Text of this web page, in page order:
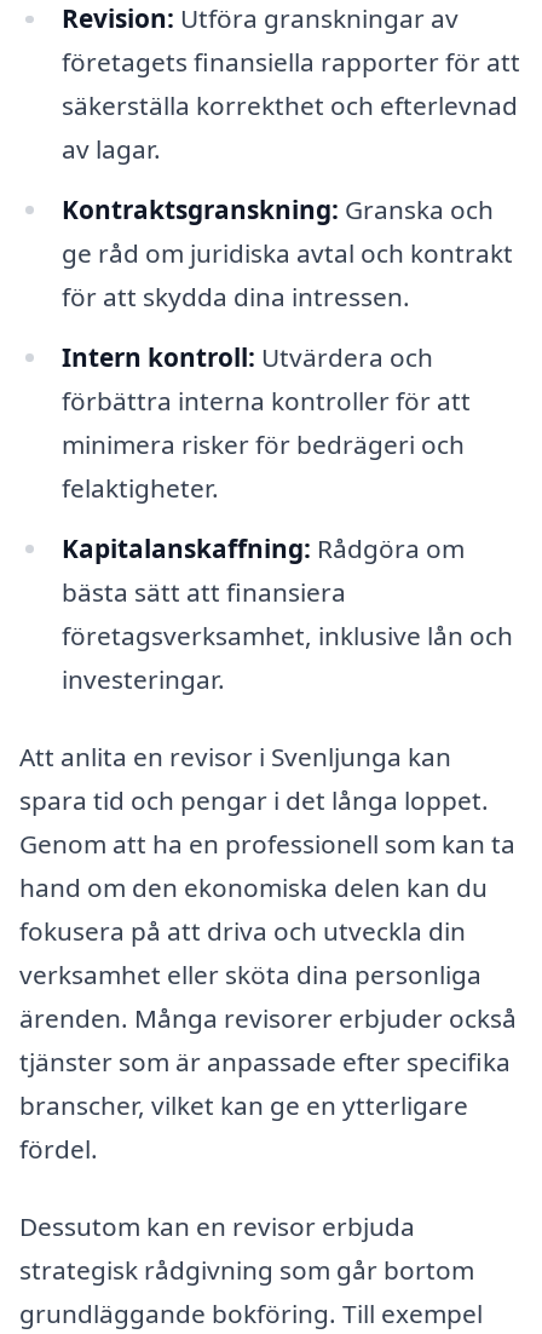
Revision: Utföra granskningar av
företagets finansiella rapporter för att
säkerställa korrekthet och efterlevnad
av lagar.
Kontraktsgranskning: Granska och
ge råd om juridiska avtal och kontrakt
för att skydda dina intressen.
Intern kontroll: Utvärdera och
förbättra interna kontroller för att
minimera risker för bedrägeri och
felaktigheter.
Kapitalanskaffning: Rådgöra om
bästa sätt att finansiera
företagsverksamhet, inklusive lån och
investeringar.
Att anlita en revisor i Svenljunga kan
spara tid och pengar i det långa loppet.
Genom att ha en professionell som kan ta
hand om den ekonomiska delen kan du
fokusera på att driva och utveckla din
verksamhet eller sköta dina personliga
ärenden. Många revisorer erbjuder också
tjänster som är anpassade efter specifika
branscher, vilket kan ge en ytterligare
fördel.
Dessutom kan en revisor erbjuda
strategisk rådgivning som går bortom
grundläggande bokföring. Till exempel